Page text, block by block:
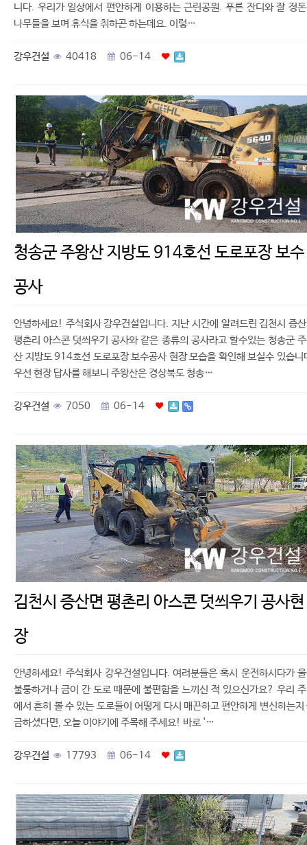
니다. 우리가 일상에서 편안하게 이용하는 근린공원. 푸른 잔디와 잘 정
나무들을 보며 휴식을 취하곤 하는데요. 이렇…
강우건설 40418 06-14
청송군 주왕산 지방도 914호선 도로포장 보수
공사
안녕하세요! 주식회사 강우건설입니다. 지난 시간에 알려드린 김천시 증
평촌리 아스콘 덧씌우기 공사와 같은 종류의 공사라고 할수있는 청송군
산 지방도 914호선 도로포장 보수공사 현장 모습을 확인해 보실수 있습니
우선 현장 답사를 해보니 주왕산은 경상북도 청송…
강우건설 7050 06-14
김천시 증산면 평촌리 아스콘 덧씌우기 공사현
장
안녕하세요! 주식회사 강우건설입니다. 여러분들은 혹시 운전하시다가
불퉁하거나 금이 간 도로 때문에 불편함을 느끼신 적 있으신가요? 우리
에서 흔히 볼 수 있는 도로들이 어떻게 다시 매끈하고 편안하게 변신하는지
금하셨다면, 오늘 이야기에 주목해 주세요! 바로 '…
강우건설 17793 06-14